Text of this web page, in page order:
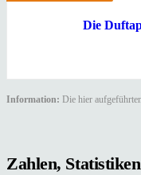
Information: Die hier
Zahlen,